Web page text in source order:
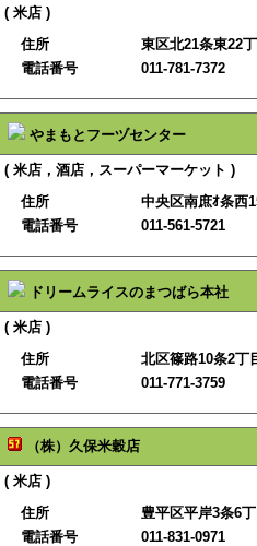
( 米店 )
住所
東区北21条東22
電話番号
011-781-7372
やまもとフーヅセンター
( 米店，酒店，スーパーマーケット )
住所
中央区南庶ｵ条西
電話番号
011-561-5721
ドリームライスのまつばら本社
( 米店 )
住所
北区篠路10条2丁
電話番号
011-771-3759
（株）久保米穀店
( 米店 )
住所
豊平区平岸3条6
電話番号
011-831-0971